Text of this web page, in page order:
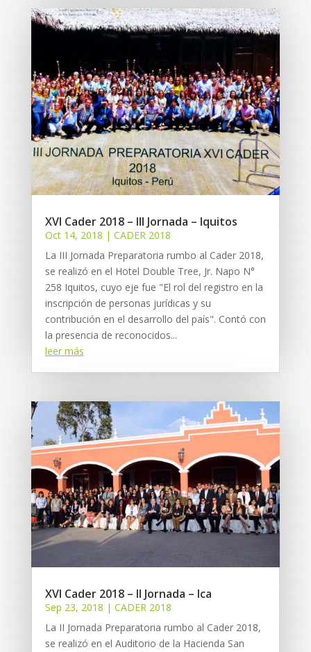
XVI Cader 2018 – III Jornada – Iquitos
Oct 14, 2018 | CADER 2018
La III Jornada Preparatoria rumbo al Cader 2018,
se realizó en el Hotel Double Tree, Jr. Napo N°
258 Iquitos, cuyo eje fue "El rol del registro en la
inscripción de personas jurídicas y su
contribución en el desarrollo del país". Contó con
la presencia de reconocidos...
leer más
XVI Cader 2018 – II Jornada – Ica
Sep 23, 2018 | CADER 2018
La II Jornada Preparatoria rumbo al Cader 2018,
se realizó en el Auditorio de la Hacienda San